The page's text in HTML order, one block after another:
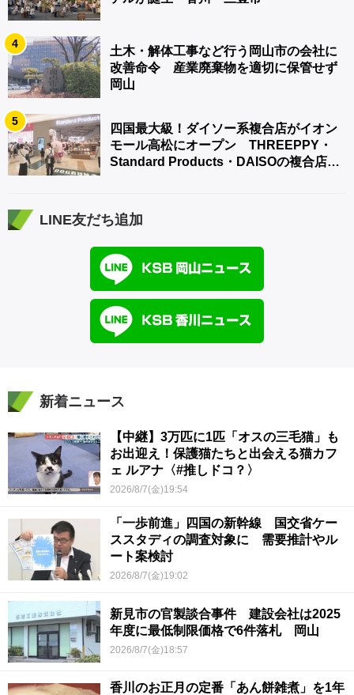
4
土木・解体工事など行う岡山市の会社に
改善命令 産業廃棄物を適切に保管せず
岡山
5
四国最大級！ダイソー系複合店がイオン
モール高松にオープン THREEPPY・
Standard Products・DAISOの複合店は
LINE友だち追加
新着ニュース
【中継】3万匹に1匹「オスの三毛猫」も
お出迎え！保護猫たちと出会える猫カフ
ェ ルアナ〈#推しドコ？〉
2026/8/7(金)19:54
「一歩前進」四国の新幹線 国交省ケー
ススタディの調査対象に 需要推計やル
ート案検討
2026/8/7(金)19:02
新見市の官製談合事件 建設会社は2025
年度に最低制限価格で6件落札 岡山
2026/8/7(金)18:57
香川のお正月の定番「あん餅雑煮」を1年